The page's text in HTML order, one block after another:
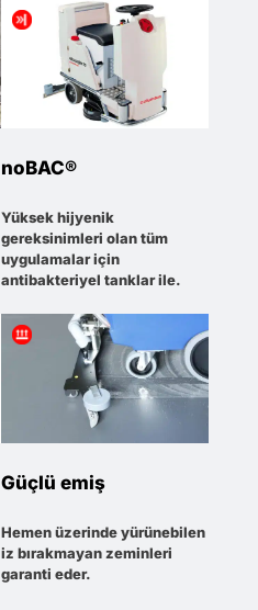
noBAC®
Yüksek hijyenik
gereksinimleri olan tüm
uygulamalar için
antibakteriyel tanklar ile.
Güçlü emiş
Hemen üzerinde yürünebilen
iz bırakmayan zeminleri
garanti eder.